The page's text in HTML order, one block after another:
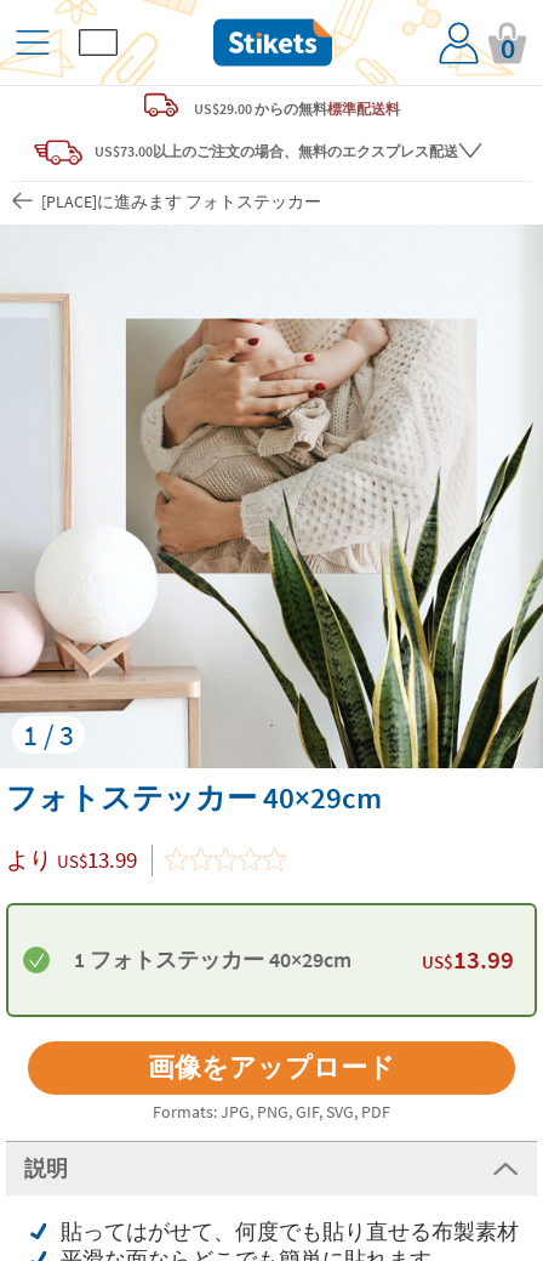
0
US$29.00 からの無料標準配送料
US$73.00以上のご注文の場合、無料のエクスプレス配送
[PLACE]に進みます フォトステッカー
1 / 3
フォトステッカー 40×29cm
より US$13.99
1 フォトステッカー 40×29cm US$13.99
Formats: JPG, PNG, GIF, SVG, PDF
説明
貼ってはがせて、何度でも貼り直せる布製素材